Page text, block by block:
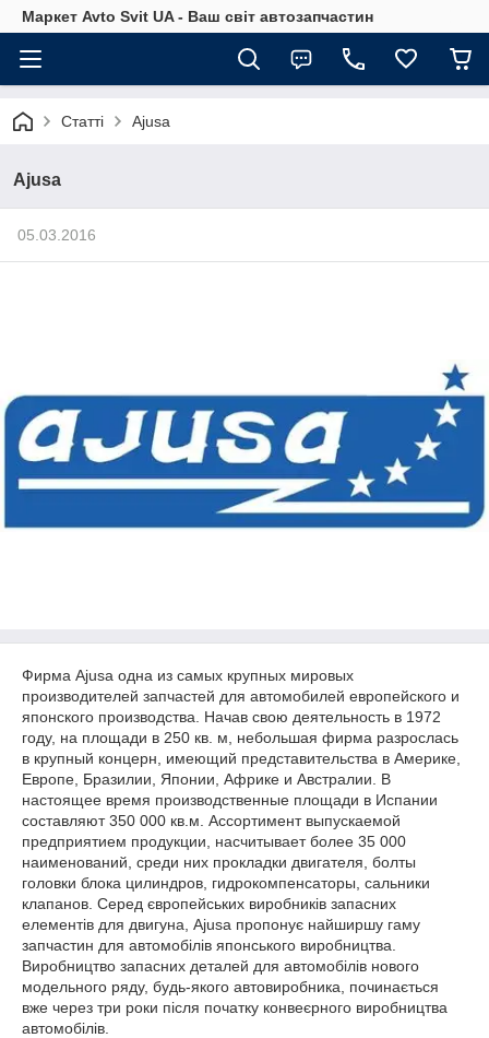
Маркет Avto Svit UA - Ваш світ автозапчастин
Статті Ajusa
Ajusa
05.03.2016
Фирма Ajusa одна из самых крупных мировых
производителей запчастей для автомобилей европейского и
японского производства. Начав свою деятельность в 1972
году, на площади в 250 кв. м, небольшая фирма разрослась
в крупный концерн, имеющий представительства в Америке,
Европе, Бразилии, Японии, Африке и Австралии. В
настоящее время производственные площади в Испании
составляют 350 000 кв.м. Ассортимент выпускаемой
предприятием продукции, насчитывает более 35 000
наименований, среди них прокладки двигателя, болты
головки блока цилиндров, гидрокомпенсаторы, сальники
клапанов. Серед європейських виробників запасних
елементів для двигуна, Ajusa пропонує найширшу гаму
запчастин для автомобілів японського виробництва.
Виробництво запасних деталей для автомобілів нового
модельного ряду, будь-якого автовиробника, починається
вже через три роки після початку конвеєрного виробництва
автомобілів.